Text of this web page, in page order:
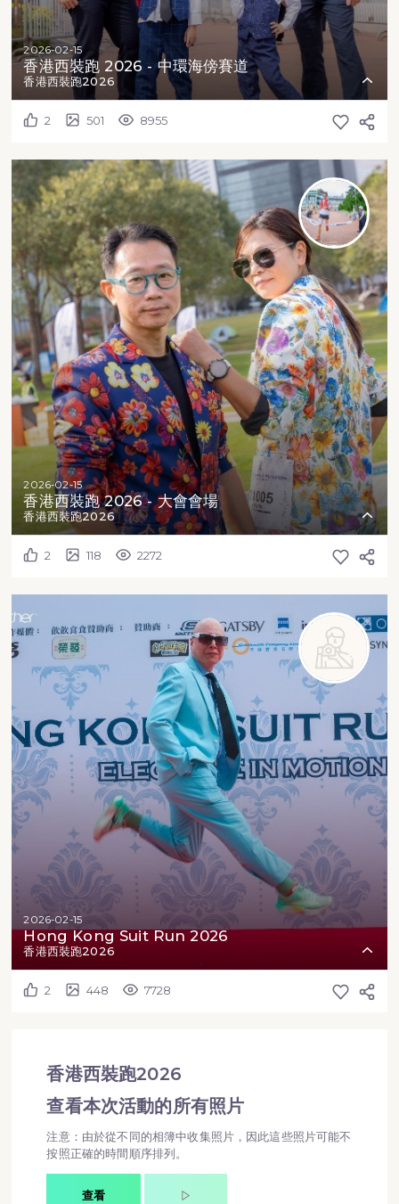
2026-02-15
香港西裝跑 2026 - 中環海傍賽道
香港西裝跑2026
2 501 8955
2026-02-15
香港西裝跑 2026 - 大會會場
香港西裝跑2026
2 118 2272
2026-02-15
Hong Kong Suit Run 2026
香港西裝跑2026
2 448 7728
香港西裝跑2026
查看本次活動的所有照片
注意：由於從不同的相簿中收集照片，因此這些照片可能不
按照正確的時間順序排列。
查看